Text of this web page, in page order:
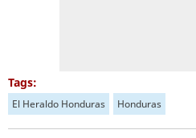
Tags:
El Heraldo Honduras Honduras